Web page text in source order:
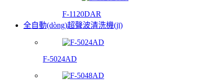
F-1120DAR
全自動(dòng)超聲波清洗機(jī)
F-5024AD